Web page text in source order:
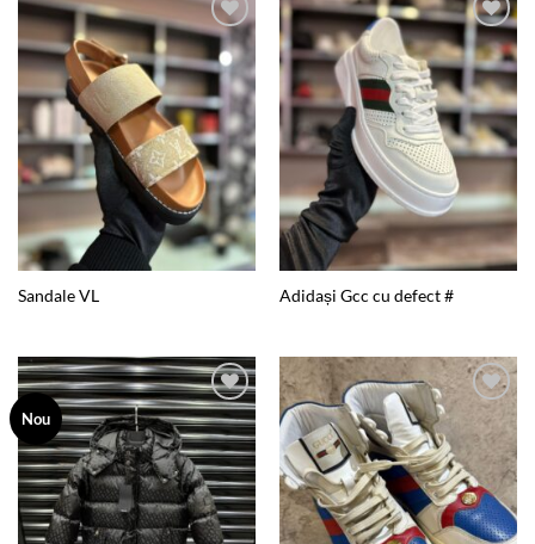
Add to
wishlist
Sandale VL
Add to
wishlist
Adidași Gcc cu defect #
Nou
Add to
wishlist
Add to
wishlist